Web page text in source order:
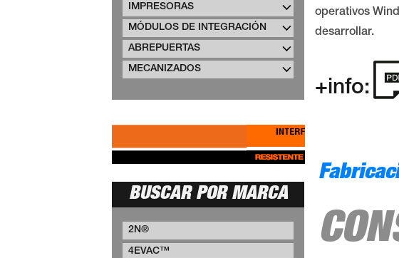
IMPRESORAS
MÓDULOS DE INTEGRACIÓN
ABREPUERTAS
MECANIZADOS
BUSCAR POR MARCA
2N®
4EVAC™
operativos
desarrollar.
+info: